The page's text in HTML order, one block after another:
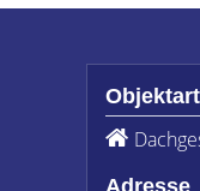
Objektart
Adresse